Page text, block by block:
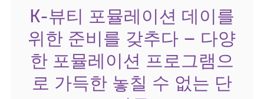
K-뷰티 포뮬레이션 데이를
위한 준비를 갖추다 – 다양
한 포뮬레이션 프로그램으
로 가득한 놓칠 수 없는 단